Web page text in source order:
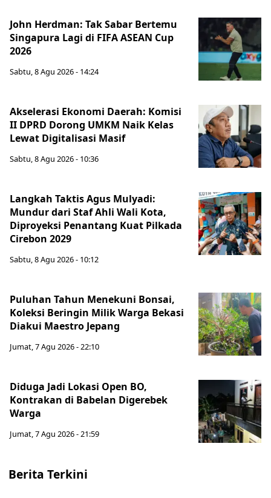
John Herdman: Tak Sabar Bertemu
Singapura Lagi di FIFA ASEAN Cup
2026
Sabtu, 8 Agu 2026 - 14:24
Akselerasi Ekonomi Daerah: Komisi
II DPRD Dorong UMKM Naik Kelas
Lewat Digitalisasi Masif
Sabtu, 8 Agu 2026 - 10:36
Langkah Taktis Agus Mulyadi:
Mundur dari Staf Ahli Wali Kota,
Diproyeksi Penantang Kuat Pilkada
Cirebon 2029
Sabtu, 8 Agu 2026 - 10:12
Puluhan Tahun Menekuni Bonsai,
Koleksi Beringin Milik Warga Bekasi
Diakui Maestro Jepang
Jumat, 7 Agu 2026 - 22:10
Diduga Jadi Lokasi Open BO,
Kontrakan di Babelan Digerebek
Warga
Jumat, 7 Agu 2026 - 21:59
Berita Terkini